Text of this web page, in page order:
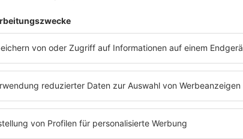
Folge 73 | 06.04.2020 | 56:29